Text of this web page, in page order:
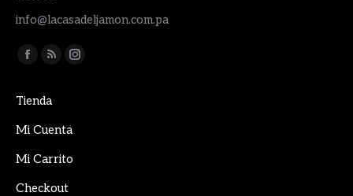
info@lacasadeljamon.com.pa
Encuéntranos en:
Facebook
opens
in
window
Rss
opens
in
window
Instagram
Tienda
Mi Cuenta
Mi Carrito
Checkout